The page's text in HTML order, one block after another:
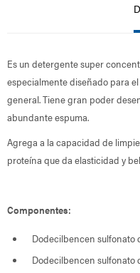
Es un detergente super
especialmente diseñado para
general. Tiene gran poder
abundante espuma.
Agrega a la capacidad de
proteína que da elasticidad y
Componentes:
Dodecilbencen sulfonato
Dodecilbencen sulfonato